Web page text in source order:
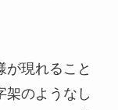
が現れること
架のようなし